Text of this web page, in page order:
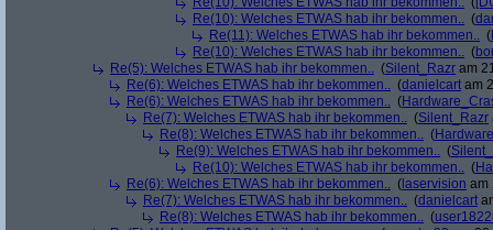
Re(10): Welches ETWAS hab ihr bekommen.. (
Re(11): Welches ETWAS hab ihr bekommen.. (
Re(10): Welches ETWAS hab ihr bekommen.. (
Re(5): Welches ETWAS hab ihr bekommen.. (Silent_Razr am
Re(6): Welches ETWAS hab ihr bekommen.. (danielcart am
Re(6): Welches ETWAS hab ihr bekommen.. (
Re(7): Welches ETWAS hab ihr bekommen.. (Silent_Razr
Re(8): Welches ETWAS hab ihr bekommen.. (
Re(9): Welches ETWAS hab ihr bekommen.. (
Re(10): Welches ETWAS hab ihr bekommen.. (
Re(6): Welches ETWAS hab ihr bekommen.. ( laservision am
Re(7): Welches ETWAS hab ihr bekommen.. (danielcart
Re(8): Welches ETWAS hab ihr bekommen.. (